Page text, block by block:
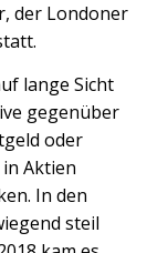
der Londoner
lange Sicht
gegenüber
oder
Aktien
In den
steil